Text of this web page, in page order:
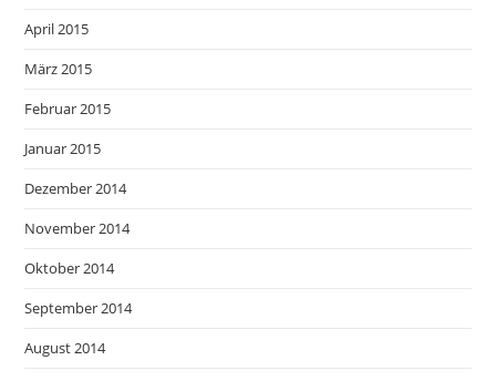
April 2015
März 2015
Februar 2015
Januar 2015
Dezember 2014
November 2014
Oktober 2014
September 2014
August 2014